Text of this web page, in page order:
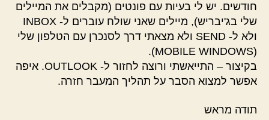
חודשים. יש לי בעיות עם פונטים (מקבלים את המיילים
שלי בג'יבריש), מיילים שאני שולח עוברים ל- INBOX
ולא ל- SEND ולא מצאתי דרך לסנכרן עם הטלפון שלי
(MOBILE WINDOWS).
בקיצור – התייאשתי ורוצה לחזור ל- OUTLOOK. איפה
אפשר למצוא הסבר על תהליך המעבר חזרה.
תודה מראש